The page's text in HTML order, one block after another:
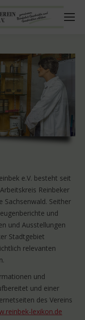
e.V. besteht seit
Reinbeker
Sachsenwald. Seither
und
und Ausstellungen
Stadtgebiet
relevanten
und
und einer
des Vereins
lexikon.de